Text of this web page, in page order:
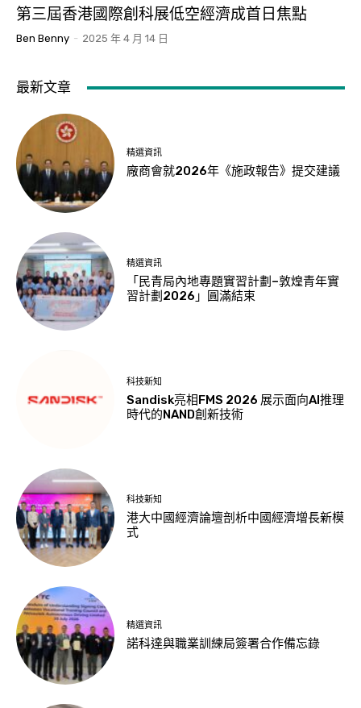
第三屆香港國際創科展低空經濟成首日焦點
Ben Benny - 2025 年 4 月 14 日
最新文章
精選資訊
廠商會就2026年《施政報告》提交建議
精選資訊
「民青局內地專題實習計劃–敦煌青年實
習計劃2026」圓滿結束
科技新知
Sandisk亮相FMS 2026 展示面向AI推理
時代的NAND創新技術
科技新知
港大中國經濟論壇剖析中國經濟增長新模
式
精選資訊
諾科達與職業訓練局簽署合作備忘錄